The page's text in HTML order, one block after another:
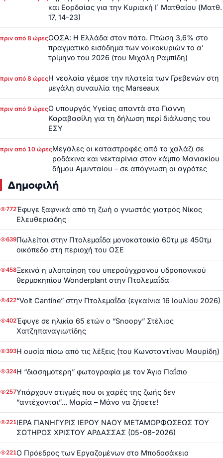
και Εορδαίας για την Κυριακή Ι΄ Ματθαίου (Ματθ.
17, 14-23)
πριν από 8 ώρεςΟΟΣΑ: Η Ελλάδα στον πάτο. Πτώση 3,6% στο
πραγματικό εισόδημα των νοικοκυριών το α’
τρίμηνο του 2026 (του Μιχάλη Ραμπίδη)
πριν από 8 ώρεςΗ νεολαία γέμισε την πλατεία των Γρεβενών στη
μεγάλη συναυλία της Marseaux
πριν από 9 ώρεςΟ υπουργός Υγείας απαντά στο Γιάννη
Καραβασίλη για τη δήλωση περί διάλυσης του
ΕΣΥ
πριν από 10 ώρεςΜεγάλες οι καταστροφές από το χαλάζι σε
ροδάκινα και νεκταρίνια στον κάμπο Μανιακίου
δήμου Αμυνταίου – σε απόγνωση οι αγρότες
Δημοφιλή
772Έφυγε ξαφνικά από τη ζωή ο γνωστός γιατρός Νίκος
Ελευθεριάδης
639Πωλείται στην Πτολεμαΐδα μονοκατοικία 60τμ με 450τμ
οικόπεδο στη περιοχή του ΟΣΕ
458Ξεκινά η υλοποίηση του υπερσύγχρονου υδροπονικού
θερμοκηπίου Wonderplant στην Πτολεμαΐδα
422“Volt Cantine” στην Πτολεμαΐδα (εγκαίνια 16 Ιουλίου 2026)
402Έφυγε σε ηλικία 65 ετών ο “Snoopy” Στέλιος
Χατζηπαναγιωτίδης
393Η ουσία πίσω από τις λέξεις (του Κωνσταντίνου Μαυρίδη)
324Η “διασημότερη” φωτογραφία με τον Άγιο Παΐσιο
257Υπάρχουν στιγμές που οι χαρές της ζωής δεν
“αντέχονται”… Μαρία – Μάνο να ζήσετε!
221ΙΕΡΑ ΠΑΝΗΓΥΡΙΣ ΙΕΡΟΥ ΝΑΟΥ ΜΕΤΑΜΟΡΦΩΣΕΩΣ ΤΟΥ
ΣΩΤΗΡΟΣ ΧΡΙΣΤΟΥ ΑΡΔΑΣΣΑΣ (05-08-2026)
221Ο Πρόεδρος των Εργαζομένων στο Μποδοσάκειο